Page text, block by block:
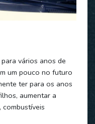
vários anos de
um pouco no futuro
ter para os anos
aumentar a
combustíveis